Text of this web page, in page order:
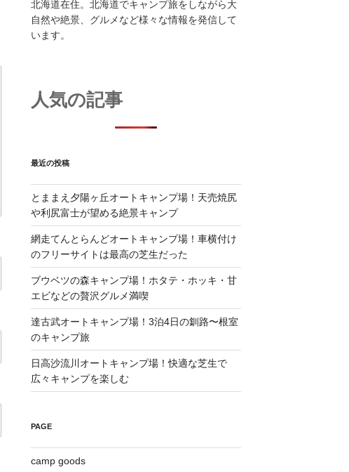
北海道在住。北海道でキャンプ旅をしながら大
自然や絶景、グルメなど様々な情報を発信して
います。
人気の記事
最近の投稿
とままえ夕陽ヶ丘オートキャンプ場！天売焼尻
や利尻富士が望める絶景キャンプ
網走てんとらんどオートキャンプ場！車横付け
のフリーサイトは最高の芝生だった
ブウベツの森キャンプ場！ホタテ・ホッキ・甘
エビなどの贅沢グルメ満喫
達古武オートキャンプ場！3泊4日の釧路〜根室
のキャンプ旅
日高沙流川オートキャンプ場！快適な芝生で
広々キャンプを楽しむ
PAGE
camp goods